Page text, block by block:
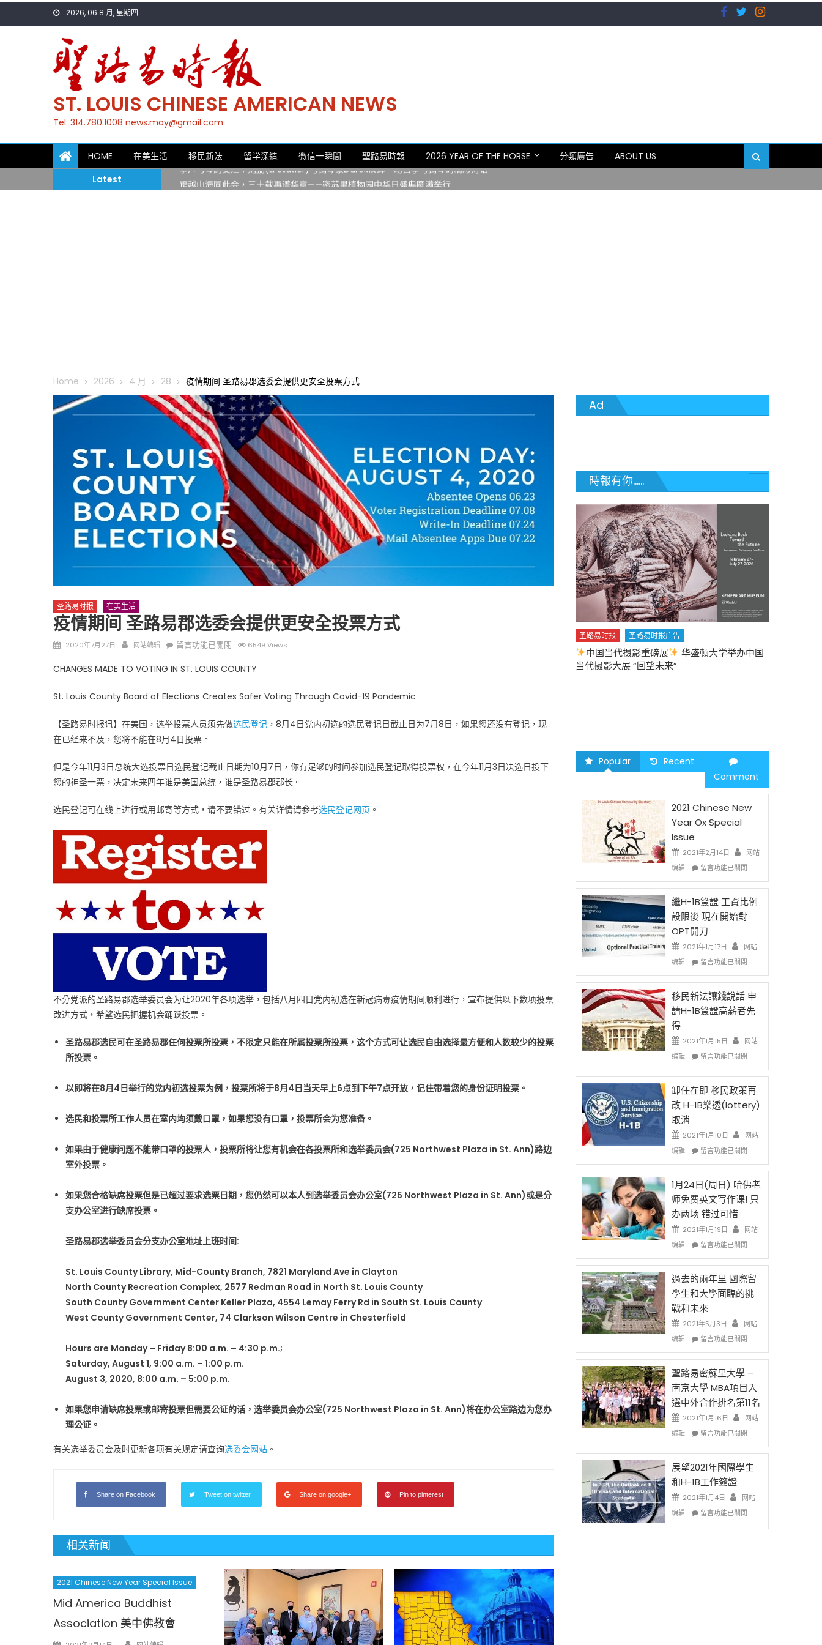
2026, 06 8 月, 星期四
ST. LOUIS CHINESE AMERICAN NEWS
Tel: 314.780.1008 news.may@gmail.com
HOME 在美生活 移民新法 留学深造 微信一瞬間 聖路易時報 2026 YEAR OF THE HORSE 分類廣告
ABOUT US
Latest
一晃三十年，初夏又相逢。中华日，等你来赴约 —— 密苏里植物园“中华日三十周年特别报道（五）
跨越山海同此会，三十载再谱华章——密苏里植物园中华日盛典圆满举行
Home 2026 4 月 28 疫情期间 圣路易郡选委会提供更安全投票方式
圣路易时报 在美生活
疫情期间 圣路易郡选委会提供更安全投票方式
Posted
2020年7月27日 Author
网站编辑
在
情
间
路
易
选
委
提
安
全
投
方
式〉
留言功能已關閉 6549 Views
CHANGES MADE TO VOTING IN ST. LOUIS COUNTY
St. Louis County Board of Elections Creates Safer Voting Through Covid-19 Pandemic
【圣路易时报讯】在美国，选举投票人员须先做选民登记 ，8月4日党内初选的选民登记日截止日为7月8日，如果您还没有登记，现
在已经来不及，您将不能在8月4日投票。
但是今年11月3日总统大选投票日选民登记截止日期为10月7日，你有足够的时间参加选民登记取得投票权，在今年11月3日决选日投下
您的神圣一票，决定未来四年谁是美国总统，谁是圣路易郡郡长。
选民登记可在线上进行或用邮寄等方式，请不要错过。有关详情请参考选民登记网页 。
不分党派的圣路易郡选举委员会为让2020年各项选举，包括八月四日党内初选在新冠病毒疫情期间顺利进行，宣布提供以下数项投票
改进方式，希望选民把握机会踊跃投票。
圣路易郡选民可在圣路易郡任何投票所投票，不限定只能在所属投票所投票，这个方式可让选民自由选择最方便和人数较少的投票
所投票。
以即将在8月4日举行的党内初选投票为例，投票所将于8月4日当天早上6点到下午7点开放，记住带着您的身份证明投票。
选民和投票所工作人员在室内均须戴口罩，如果您没有口罩，投票所会为您准备。
如果由于健康问题不能带口罩的投票人，投票所将让您有机会在各投票所和选举委员会(725 Northwest Plaza in St. Ann)路边
室外投票。
如果您合格缺席投票但是已超过要求选票日期，您仍然可以本人到选举委员会办公室(725 Northwest Plaza in St. Ann)或是分
支办公室进行缺席投票。
圣路易郡选举委员会分支办公室地址上班时间:
St. Louis County Library, Mid-County Branch, 7821 Maryland Ave in Clayton
North County Recreation Complex, 2577 Redman Road in North St. Louis County
South County Government Center Keller Plaza, 4554 Lemay Ferry Rd in South St. Louis County
West County Government Center, 74 Clarkson Wilson Centre in Chesterfield
Hours are Monday – Friday 8:00 a.m. – 4:30 p.m.;
Saturday, August 1, 9:00 a.m. – 1:00 p.m.
August 3, 2020, 8:00 a.m. – 5:00 p.m.
如果您申请缺席投票或邮寄投票但需要公证的话，选举委员会办公室(725 Northwest Plaza in St. Ann)将在办公室路边为您办
理公证。
有关选举委员会及时更新各项有关规定请查询选委会网站 。
Share on Facebook Tweet on twitter Share on google+ Pin to pinterest
相关新闻
2021 Chinese New Year Special Issue
Mid America Buddhist
Association 美中佛教會
Posted Author
Ad
時報有你......
Lu Team 卢长志
圣路易时报 圣路易时报广告
免费健康检查 无需预约 免费赠送血压计供符合
9点至中午 Grace UM Church
圣路易时报 圣路易时报广告
中国当代摄影重磅展
华盛顿大学举办中国
当代摄影大展 “回望未来”
Popular
Recent
Comment
2021 Chinese New
Year Ox Special
Issue
2021年2月14日
网站
编辑
在
Chinese
New
Year
Ox
Special
Issue〉
中
留言功能已關閉
繼H-1B簽證 工資比例
設限後 現在開始對
OPT開刀
2021年1月17日
网站
编辑
在
H-
1B
簽
證
資
比
設
限
後
現
開
始
對
OPT
開
刀〉
中
留言功能已關閉
移民新法讓錢說話 申
請H-1B簽證高薪者先
得
2021年1月15日
网站
编辑
在
民
新
法
讓
說
話
請
H-
1B
簽
證
高
薪
者
先
得〉
中
留言功能已關閉
卸任在即 移民政策再
改 H-1B樂透(lottery)
取消
2021年1月10日
网站
编辑
在
任
在
即
移
民
政
策
改
H-
1B
樂
透
(lottery)
取
消〉
中
留言功能已關閉
1月24日(周日) 哈佛老
师免费英文写作课! 只
办两场 错过可惜
2021年1月19日
网站
编辑
在
月
24
日
(周
日)
哈
佛
师
免
费
英
文
写
作
课!
只
办
场
错
过
惜〉
留言功能已關閉
過去的兩年里 國際留
學生和大學面臨的挑
戰和未來
2021年5月3日
网站
编辑
在
去
的
兩
年
里
國
際
學
生
大
學
面
留言功能已關閉
聖路易密蘇里大學 –
南京大學 MBA項目入
選中外合作排名第11名
2021年1月16日
网站
编辑
在
路
易
密
蘇
里
大
留言功能已關閉
展望2021年國際學生
和H-1B工作簽證
2021年1月4日
网站
编辑
在
留言功能已關閉